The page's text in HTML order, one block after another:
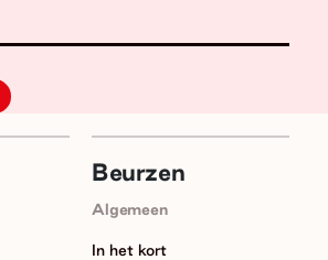
Beurzen
Algemeen
In het kort